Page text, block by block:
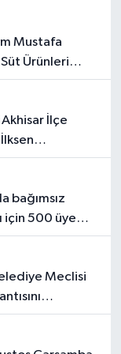
İLK
KAHVESİ
Ürünleri
alınmasına
için 500 üye